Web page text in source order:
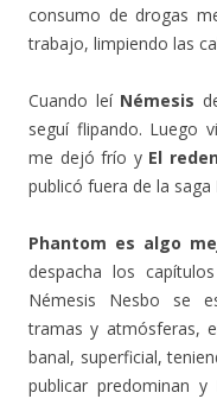
consumo de drogas
trabajo, limpiendo las
Cuando leí Némesis
seguí flipando. Luego
me dejó frío y El
publicó fuera de la saga
Phantom es algo
despacha los
Némesis Nesbo se
tramas y atmósferas,
banal, superficial,
publicar predominan